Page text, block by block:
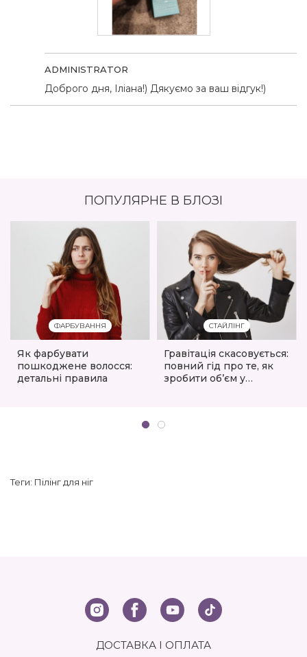
ADMINISTRATOR
Доброго дня, Іліана!) Дякуємо за ваш відгук!)
ПОПУЛЯРНЕ В БЛОЗІ
ФАРБУВАННЯ
Як фарбувати
пошкоджене волосся:
детальні правила
СТАЙЛІНГ
Гравітація скасовується:
повний гід про те, як
зробити обʼєм у
Теги: Пілінг для ніг
ДОСТАВКА І ОПЛАТА